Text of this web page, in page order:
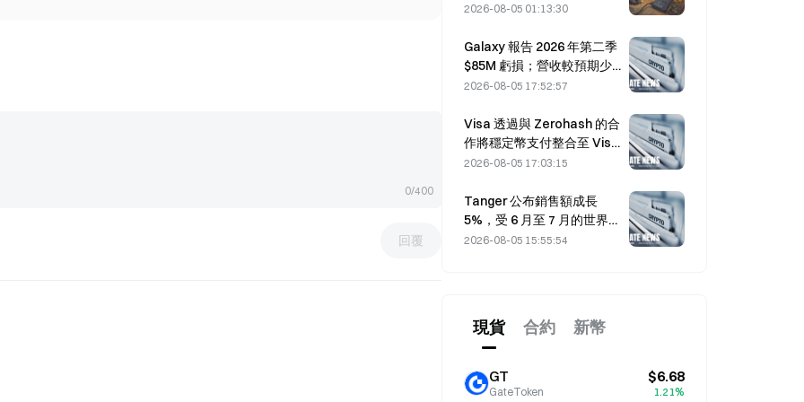
0/400
回覆
波攻擊損失 1.14 億美元
2026-08-05 01:13:30
Galaxy 報告 2026 年第二季
$85M 虧損；營收較預期少 3
億美元，股價下跌 7.23%。
2026-08-05 17:52:57
Visa 透過與 Zerohash 的合
作將穩定幣支付整合至 Visa
Direct
2026-08-05 17:03:15
Tanger 公布銷售額成長
5%，受 6 月至 7 月的世界盃
旅遊帶動
2026-08-05 15:55:54
現貨 合約 新幣
GT
GateToken
$6.68
1.21%